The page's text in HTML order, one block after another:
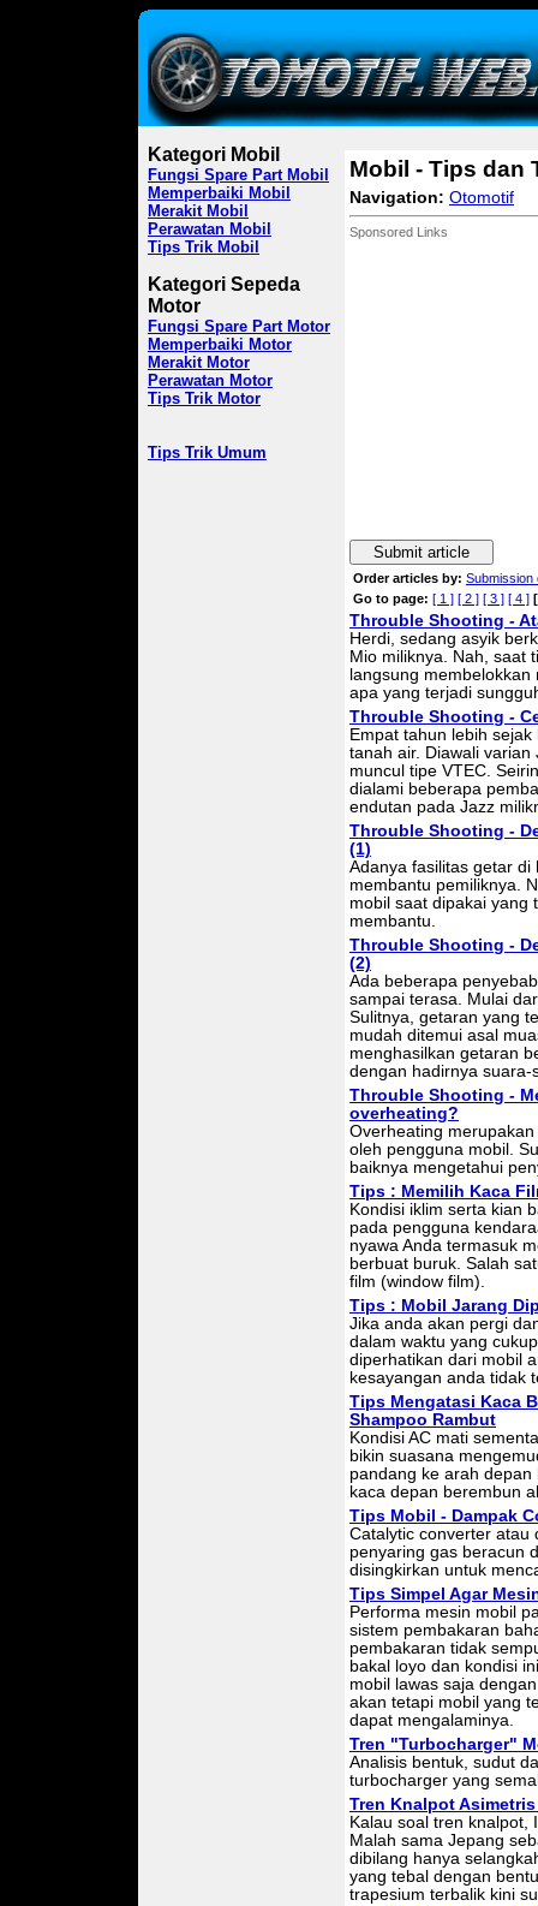
Kategori Mobil
Fungsi Spare Part Mobil
Memperbaiki Mobil
Merakit Mobil
Perawatan Mobil
Tips Trik Mobil
Kategori Sepeda
Motor
Fungsi Spare Part Motor
Memperbaiki Motor
Merakit Motor
Perawatan Motor
Tips Trik Motor
Tips Trik Umum
Mobil - Tips dan
Navigation: Otomotif
Sponsored Links
Submit article
Order articles by: Submission
Go to page: [ 1 ] [ 2 ] [ 3 ] [ 4 ]
Throuble Shooting -
Herdi, sedang asyik
Mio miliknya. Nah, saat
langsung
apa yang terjadi
Throuble Shooting -
Empat tahun lebih
tanah air. Diawali
muncul tipe VTEC.
dialami beberapa
endutan pada Jazz
Throuble Shooting -
(1)
Adanya fasilitas getar
membantu pemiliknya.
mobil saat dipakai yang
membantu.
Throuble Shooting -
(2)
Ada beberapa
sampai terasa. Mulai
Sulitnya, getaran yang
mudah ditemui asal
menghasilkan getaran
dengan hadirnya suara-
Throuble Shooting -
overheating?
Overheating
oleh pengguna mobil.
baiknya mengetahui
Tips : Memilih Kaca
Kondisi iklim serta kian
pada pengguna
nyawa Anda termasuk
berbuat buruk. Salah
film (window film).
Tips : Mobil Jarang
Jika anda akan pergi
dalam waktu yang
diperhatikan dari mobil
kesayangan anda tidak
Tips Mengatasi Kaca
Shampoo Rambut
Kondisi AC mati
bikin suasana
pandang ke arah
kaca depan berembun
Tips Mobil - Dampak
Catalytic converter atau
penyaring gas beracun
disingkirkan untuk
Tips Simpel Agar
Performa mesin mobil
sistem pembakaran
pembakaran tidak
bakal loyo dan kondisi
mobil lawas saja
akan tetapi mobil yang
dapat mengalaminya.
Tren "Turbocharger"
Analisis bentuk, sudut
turbocharger yang
Tren Knalpot
Kalau soal tren knalpot,
Malah sama Jepang
dibilang hanya
yang tebal dengan
trapesium terbalik kini